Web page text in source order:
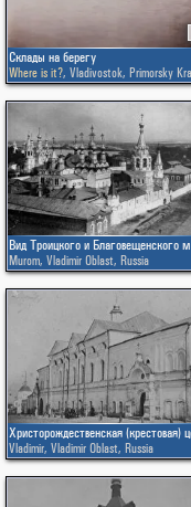
Склады на берегу
Where is it?, Vladivostok, Primorsky
Murom, Vladimir Oblast, Russia
Vladimir, Vladimir Oblast, Russia